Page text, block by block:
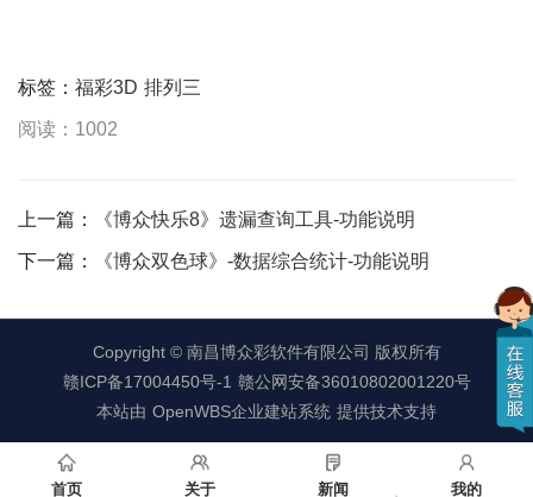
首页 关于 新闻 我的
标签： 福彩3D 排列三
阅读：1002
上一篇： 《博众快乐8》遗漏查询工具-功能说明
下一篇： 《博众双色球》-数据综合统计-功能说明
Copyright © 南昌博众彩软件有限公司 版权所有
赣ICP备17004450号-1 赣公网安备36010802001220号
本站由 OpenWBS企业建站系统 提供技术支持